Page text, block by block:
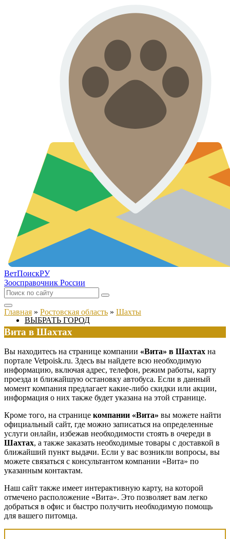
ВетПоискРУ
Зоосправочник России
ВЫБРАТЬ ГОРОД
Главная » Ростовская область » Шахты
Вита в Шахтах
Вы находитесь на странице компании «Вита» в Шахтах на
портале Vetpoisk.ru. Здесь вы найдете всю необходимую
информацию, включая адрес, телефон, режим работы, карту
проезда и ближайшую остановку автобуса. Если в данный
момент компания предлагает какие-либо скидки или акции,
информация о них также будет указана на этой странице.
Кроме того, на странице компании «Вита» вы можете найти
официальный сайт, где можно записаться на определенные
услуги онлайн, избежав необходимости стоять в очереди в
Шахтах, а также заказать необходимые товары с доставкой в
ближайший пункт выдачи. Если у вас возникли вопросы, вы
можете связаться с консультантом компании «Вита» по
указанным контактам.
Наш сайт также имеет интерактивную карту, на которой
отмечено расположение «Вита». Это позволяет вам легко
добраться в офис и быстро получить необходимую помощь
для вашего питомца.